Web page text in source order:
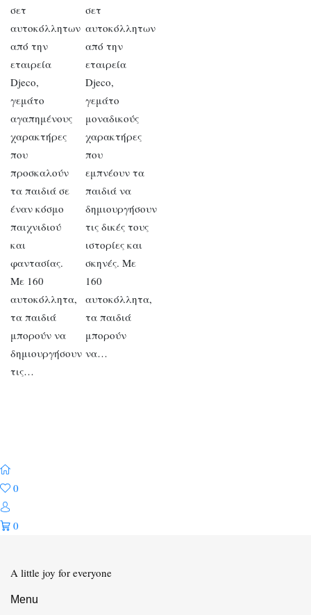
σετ
αυτοκόλλητων
από την
εταιρεία
Djeco,
γεμάτο
αγαπημένους
χαρακτήρες
που
προσκαλούν
τα παιδιά σε
έναν κόσμο
παιχνιδιού
και
φαντασίας.
Με 160
αυτοκόλλητα,
τα παιδιά
μπορούν να
δημιουργήσουν
τις…
σετ
αυτοκόλλητων
από την
εταιρεία
Djeco,
γεμάτο
μοναδικούς
χαρακτήρες
που
εμπνέουν τα
παιδιά να
δημιουργήσουν
τις δικές τους
ιστορίες και
σκηνές. Με
160
αυτοκόλλητα,
τα παιδιά
μπορούν
να…
0
0
A little joy for everyone
Menu